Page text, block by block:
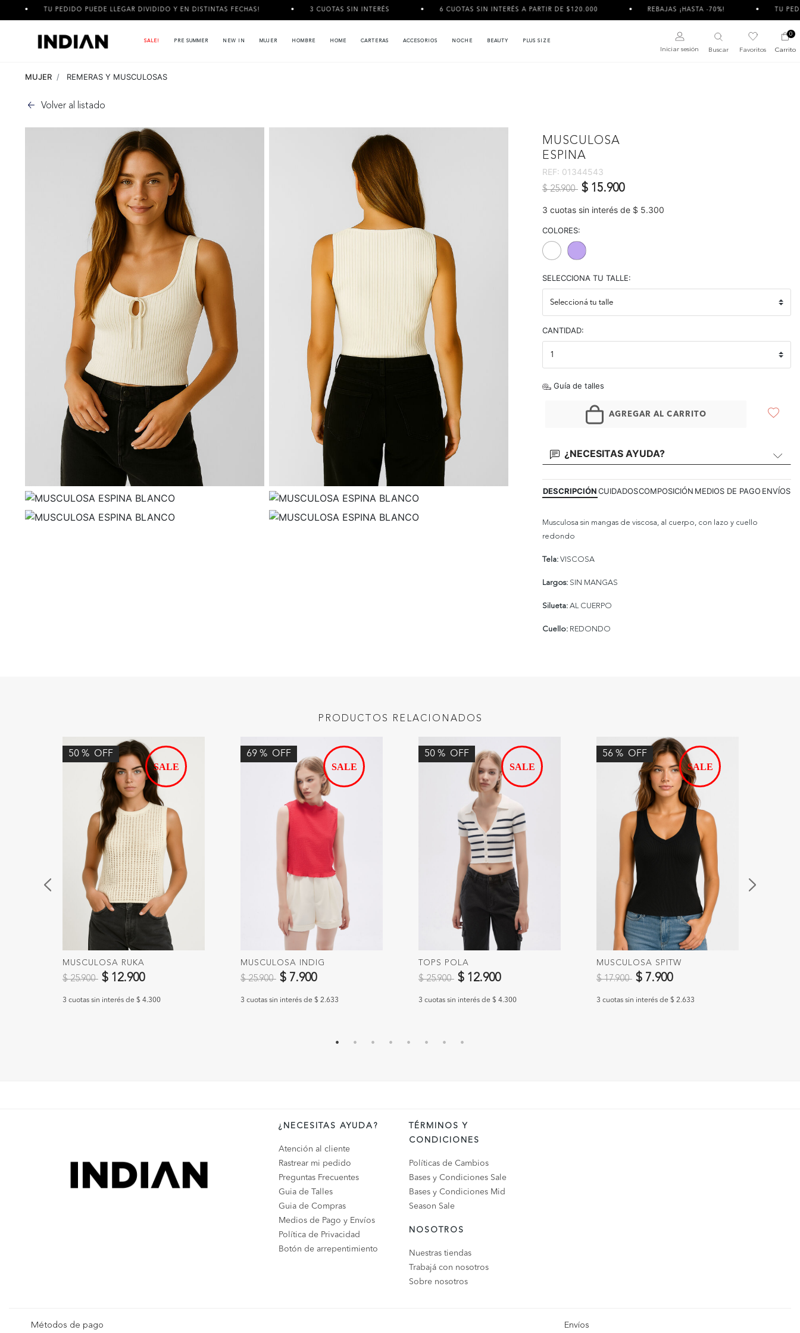
TU PEDIDO PUEDE LLEGAR DIVIDIDO Y EN DISTINTAS FECHAS! 3 CUOTAS SIN INTERÉS 6 CUOTAS SIN INTERÉS A PARTIR DE $120.000 REBAJAS ¡HASTA -70%! TU PEDIDO
SALE! PRE SUMMER NEW IN MUJER HOMBRE HOME CARTERAS ACCESORIOS NOCHE BEAUTY PLUS SIZE
Iniciar sesión Buscar Favoritos
0
Carrito
MUJER REMERAS Y MUSCULOSAS
Volver al listado
MUSCULOSA
ESPINA
REF: 01344543
Precio reducido de
$ 25.900 a$ 15.900
3 cuotas sin interés de $ 5.300
COLORES:
SELECCIONA TU TALLE:
CANTIDAD:
Guía de talles
AGREGAR AL CARRITO
¿NECESITAS AYUDA?
DESCRIPCIÓNCUIDADOSCOMPOSICIÓN MEDIOS DE PAGO ENVÍOS
Musculosa sin mangas de viscosa, al cuerpo, con lazo y cuello
redondo
Tela: VISCOSA
Largos: SIN MANGAS
Silueta: AL CUERPO
Cuello: REDONDO
PRODUCTOS RELACIONADOS
50 % OFF
MUSCULOSA RUKA
Precio reducido de
$ 25.900 a$ 12.900
3 cuotas sin interés de $ 4.300
69 % OFF
MUSCULOSA INDIG
Precio reducido de
$ 25.900 a$ 7.900
3 cuotas sin interés de $ 2.633
50 % OFF
TOPS POLA
Precio reducido de
$ 25.900 a$ 12.900
3 cuotas sin interés de $ 4.300
56 % OFF
MUSCULOSA SPITW
Precio reducido de
$ 17.900 a$ 7.900
3 cuotas sin interés de $ 2.633
¿NECESITAS AYUDA?
Atención al cliente
Rastrear mi pedido
Preguntas Frecuentes
Guia de Talles
Guia de Compras
Medios de Pago y Envíos
Política de Privacidad
Botón de arrepentimiento
TÉRMINOS Y
CONDICIONES
Políticas de Cambios
Bases y Condiciones Sale
Bases y Condiciones Mid
Season Sale
NOSOTROS
Nuestras tiendas
Trabajá con nosotros
Sobre nosotros
Métodos de pago Envíos